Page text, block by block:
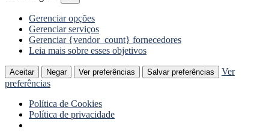
Gerenciar opções
Gerenciar serviços
Gerenciar {vendor_count} fornecedores
Leia mais sobre esses objetivos
Aceitar Negar Ver preferências Salvar preferências
Ver
preferências
Política de Cookies
Política de privacidade